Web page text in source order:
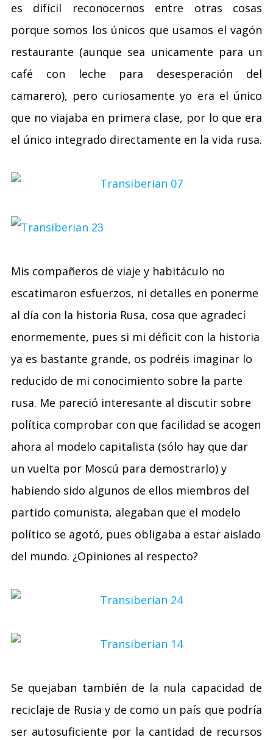
es difícil reconocernos entre otras cosas
porque somos los únicos que usamos el vagón
restaurante (aunque sea unicamente para un
café con leche para desesperación del
camarero), pero curiosamente yo era el único
que no viajaba en primera clase, por lo que era
el único integrado directamente en la vida rusa.
Mis compañeros de viaje y habitáculo no
escatimaron esfuerzos, ni detalles en ponerme
al día con la historia Rusa, cosa que agradecí
enormemente, pues si mi déficit con la historia
ya es bastante grande, os podréis imaginar lo
reducido de mi conocimiento sobre la parte
rusa. Me pareció interesante al discutir sobre
política comprobar con que facilidad se acogen
ahora al modelo capitalista (sólo hay que dar
un vuelta por Moscú para demostrarlo) y
habiendo sido algunos de ellos miembros del
partido comunista, alegaban que el modelo
político se agotó, pues obligaba a estar aislado
del mundo. ¿Opiniones al respecto?
Se quejaban también de la nula capacidad de
reciclaje de Rusia y de como un país que podría
ser autosuficiente por la cantidad de recursos